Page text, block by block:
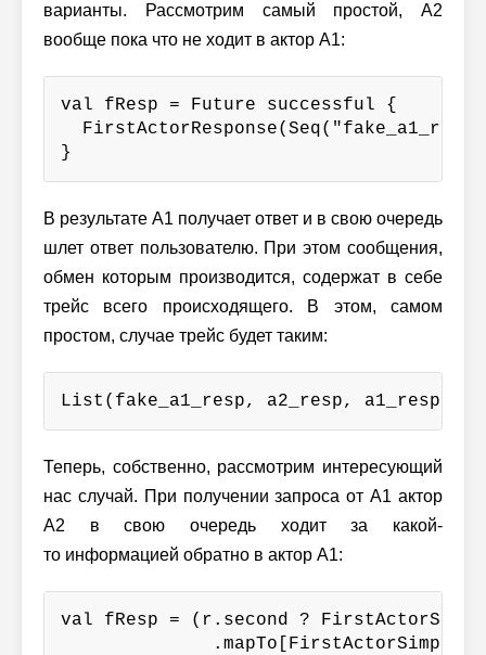
варианты. Рассмотрим самый простой, A2
вообще пока что не ходит в актор A1:
val fResp = Future successful {
}
В результате A1 получает ответ и в свою очередь
шлет ответ пользователю. При этом сообщения,
обмен которым производится, содержат в себе
трейс всего происходящего. В этом, самом
простом, случае трейс будет таким:
List(fake_a1_resp, a2_resp, a1_resp)
Теперь, собственно, рассмотрим интересующий
нас случай. При получении запроса от A1 актор
A2 в свою очередь ходит за какой-
то информацией обратно в актор A1:
val fResp = (r.second ?